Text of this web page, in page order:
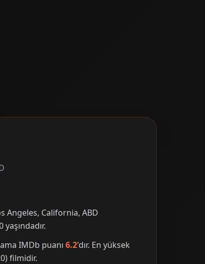
Angeles, California, ABD
IMDb puanı6.2'dır. En yüksek
filmidir.